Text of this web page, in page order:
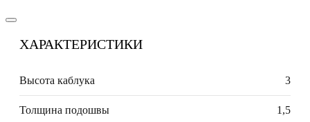
ХАРАКТЕРИСТИКИ
Высота каблука 3
Толщина подошвы 1,5